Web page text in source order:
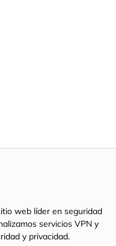
web líder en seguridad
servicios VPN y
y privacidad.